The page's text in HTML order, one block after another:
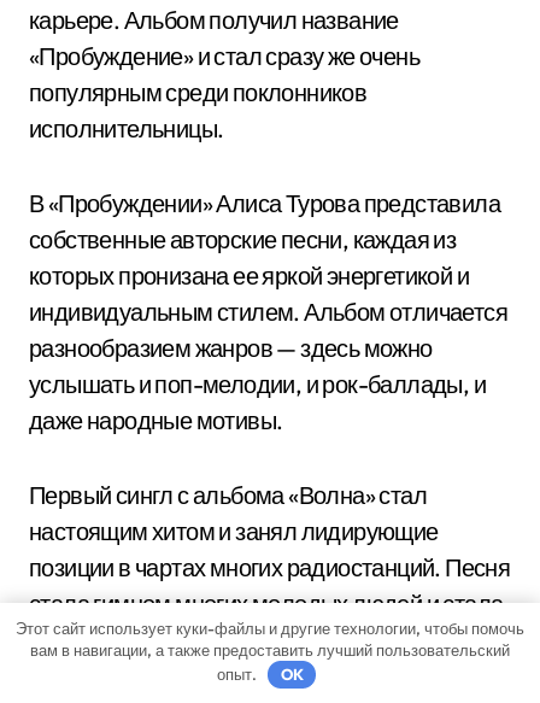
карьере. Альбом получил название
«Пробуждение» и стал сразу же очень
популярным среди поклонников
исполнительницы.
В «Пробуждении» Алиса Турова представила
собственные авторские песни, каждая из
которых пронизана ее яркой энергетикой и
индивидуальным стилем. Альбом отличается
разнообразием жанров — здесь можно
услышать и поп-мелодии, и рок-баллады, и
даже народные мотивы.
Первый сингл с альбома «Волна» стал
настоящим хитом и занял лидирующие
позиции в чартах многих радиостанций. Песня
стала гимном многих молодых людей и стала
символом волны позитивной энергии,
которую Алиса Турова продолжала нести на
Этот сайт использует куки-файлы и другие технологии, чтобы помочь
вам в навигации, а также предоставить лучший пользовательский
опыт.
OK